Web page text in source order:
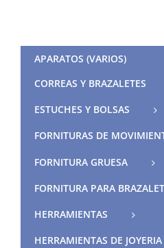
APARATOS (VARIOS)
CORREAS Y BRAZALETES
ESTUCHES Y BOLSAS
FORNITURAS DE
FORNITURA GRUESA
FORNITURA PARA
HERRAMIENTAS
HERRAMIENTAS DE JOYERIA